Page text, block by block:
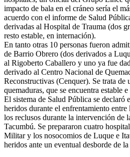
impacto de bala en el cráneo sería el
acuerdo con el informe de Salud
derivadas al Hospital de Trauma (dos
resto estable, en internación).
En tanto otras 10 personas fueron
de Barrio Obrero (dos derivados a
al Rigoberto Caballero y uno ya fue
derivado al Centro Nacional de
Reconstructivas (Cenquer). Se trata de
quemaduras, que se encuentra estable
El sistema de Salud Pública se declaró
heridos durante el enfrentamiento entre
los reclusos durante la intervención de
Tacumbú. Se prepararon cuatro
Militar y los nosocomios de Luque e
heridos ante un eventual desborde de